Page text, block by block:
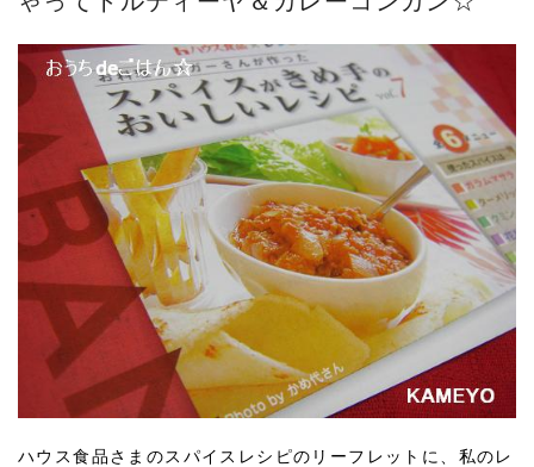
ハウス食品さまのスパイスレシピのリーフレットに、私のレ